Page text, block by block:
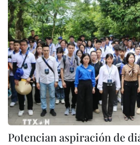
Potencian aspiración de